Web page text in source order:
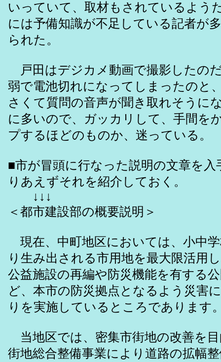
いっていて、取材もされているよう
には予備知識が不足している記者が
られた。
戸田はデジカメ動画で撮影したの
弱で電池切れになってしまったのと
さくて質問の音声が聞き取れそうに
に多いので、ガッカリして、手間を
プするほどのものか、迷っている。
■市が冒頭に行なった説明の文章を
りあえずそれを紹介しておく。
↓↓↓
＜都市建設部の概要説明＞
現在、中町地区においては、小中
り生み出される市用地を最大限活用
公益施設の再編や防災機能を有する
ど、本市の防災拠点となるよう災害
りを実施しているところであります
当地区では、密集市街地の改善を
街地総合整備事業により道路の拡幅